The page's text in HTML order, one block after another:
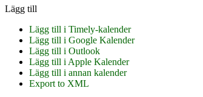
Lägg till
Lägg till i Timely-kalender
Lägg till i Google Kalender
Lägg till i Outlook
Lägg till i Apple Kalender
Lägg till i annan kalender
Export to XML